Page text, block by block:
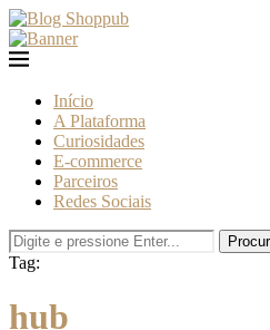
Início
A Plataforma
Curiosidades
E-commerce
Parceiros
Redes Sociais
Tag:
hub